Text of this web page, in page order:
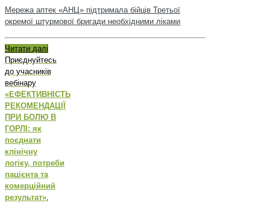
Мережа аптек «АНЦ» підтримала бійців Третьої
окремої штурмової бригади необхідними ліками
Читати далі
Приєднуйтесь
до учасників
вебінару
«ЕФЕКТИВНІСТЬ
РЕКОМЕНДАЦІЇ
ПРИ БОЛЮ В
ГОРЛІ: як
поєднати
клінічну
логіку, потреби
пацієнта та
комерційний
результат»